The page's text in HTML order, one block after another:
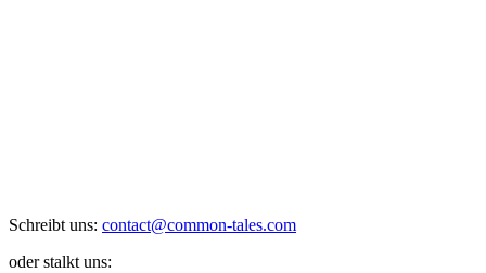
Schreibt uns: contact@common-tales.com
oder stalkt uns: